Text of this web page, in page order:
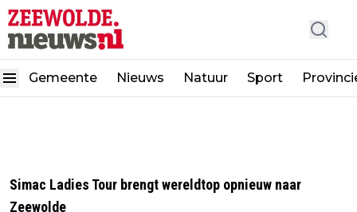
Gemeente Nieuws Natuur Sport
Simac Ladies Tour brengt wereldtop opnieuw naar
Zeewolde